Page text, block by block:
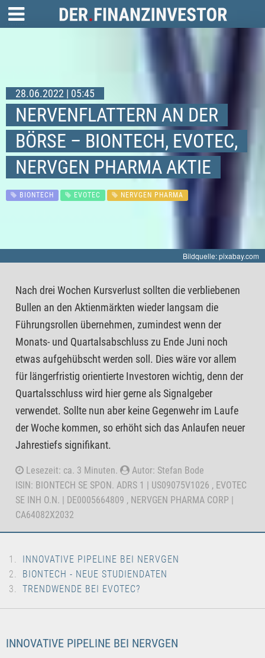
28.06.2022 | 05:45
NERVENFLATTERN AN DER
BÖRSE – BIONTECH, EVOTEC,
NERVGEN PHARMA AKTIE
BIONTECH EVOTEC NERVGEN PHARMA
Bildquelle: pixabay.com
Nach drei Wochen Kursverlust sollten die verbliebenen
Bullen an den Aktienmärkten wieder langsam die
Führungsrollen übernehmen, zumindest wenn der
Monats- und Quartalsabschluss zu Ende Juni noch
etwas aufgehübscht werden soll. Dies wäre vor allem
für längerfristig orientierte Investoren wichtig, denn der
Quartalsschluss wird hier gerne als Signalgeber
verwendet. Sollte nun aber keine Gegenwehr im Laufe
der Woche kommen, so erhöht sich das Anlaufen neuer
Jahrestiefs signifikant.
Lesezeit: ca. 3 Minuten.
Autor: Stefan Bode
ISIN: BIONTECH SE SPON. ADRS 1 | US09075V1026 , EVOTEC
SE INH O.N. | DE0005664809 , NERVGEN PHARMA CORP |
CA64082X2032
INNOVATIVE PIPELINE BEI NERVGEN
BIONTECH - NEUE STUDIENDATEN
TRENDWENDE BEI EVOTEC?
INNOVATIVE PIPELINE BEI NERVGEN